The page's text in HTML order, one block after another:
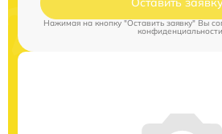
Нажимая на кнопку "Оставить заявку" Вы
конфиденциальности